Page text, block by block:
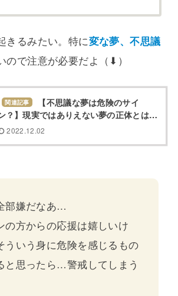
きるみたい。特に変な夢、不思議
ので注意が必要だよ（⬇︎）
関連記事
【不思議な夢は危険のサイ
？】現実ではありえない夢の正体とは…
2022.12.02
部嫌だなあ…
の方からの応援は嬉しいけ
ういう身に危険を感じるもの
と思ったら…警戒してしまう